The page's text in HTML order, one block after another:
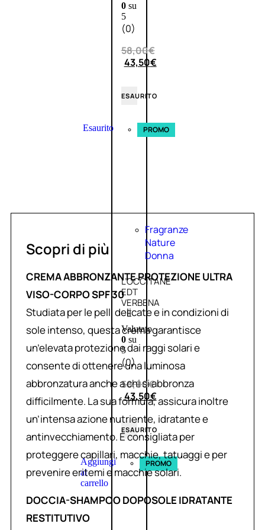
0su
5
(0)
58,00€
43,50€
ESAURITO
Esaurito PROMO
Fragranze
Nature
Donna
L’OCCITANE
EDT
VERBENA
E
Valutato
0su
5
(0)
58,00€
43,50€
ESAURITO
Aggiungi
al
carrello
PROMO
Scopri di più
CREMA ABBRONZANTE PROTEZIONE ULTRA
VISO-CORPO SPF 30
Studiata per le pelli delicate e in condizioni di
sole intenso, questa crema garantisce
un’elevata protezione dai raggi solari e
consente di ottenere una luminosa
abbronzatura anche a chi si abbronza
difficilmente. La sua formula, assicura inoltre
un’intensa azione nutriente, idratante e
antinvecchiamento. È consigliata per
proteggere capillari, macchie, tatuaggi e per
prevenire eritemi e macchie solari.
DOCCIA-SHAMPOO DOPOSOLE IDRATANTE
RESTITUTIVO